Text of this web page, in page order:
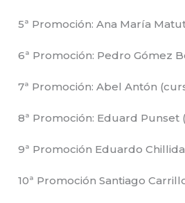
5ª Promoción: Ana María
6ª Promoción: Pedro Gómez
7ª Promoción: Abel Antón
8ª Promoción: Eduard Punset
9ª Promoción Eduardo
10ª Promoción Santiago